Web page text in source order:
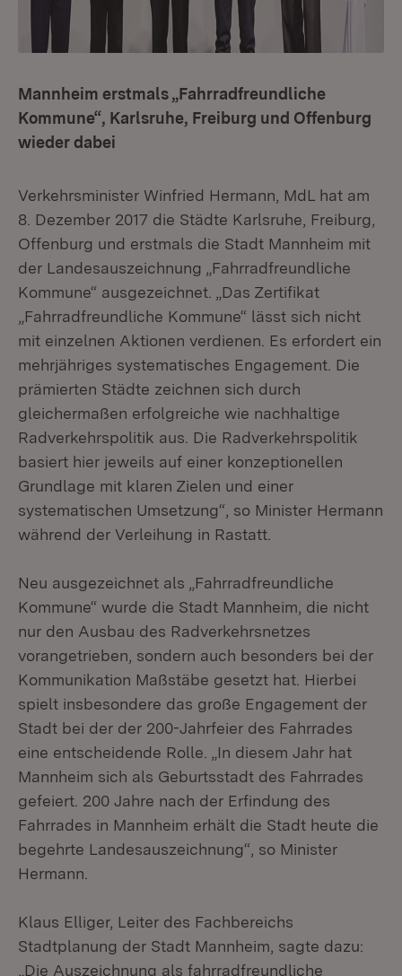
Mannheim erstmals „Fahrradfreundliche
Kommune“, Karlsruhe, Freiburg und Offenburg
wieder dabei
Verkehrsminister Winfried Hermann, MdL hat am
8. Dezember 2017 die Städte Karlsruhe, Freiburg,
Offenburg und erstmals die Stadt Mannheim mit
der Landesauszeichnung „Fahrradfreundliche
Kommune“ ausgezeichnet. „Das Zertifikat
„Fahrradfreundliche Kommune“ lässt sich nicht
mit einzelnen Aktionen verdienen. Es erfordert ein
mehrjähriges systematisches Engagement. Die
prämierten Städte zeichnen sich durch
gleichermaßen erfolgreiche wie nachhaltige
Radverkehrspolitik aus. Die Radverkehrspolitik
basiert hier jeweils auf einer konzeptionellen
Grundlage mit klaren Zielen und einer
systematischen Umsetzung“, so Minister Hermann
während der Verleihung in Rastatt.
Neu ausgezeichnet als „Fahrradfreundliche
Kommune“ wurde die Stadt Mannheim, die nicht
nur den Ausbau des Radverkehrsnetzes
vorangetrieben, sondern auch besonders bei der
Kommunikation Maßstäbe gesetzt hat. Hierbei
spielt insbesondere das große Engagement der
Stadt bei der der 200-Jahrfeier des Fahrrades
eine entscheidende Rolle. „In diesem Jahr hat
Mannheim sich als Geburtsstadt des Fahrrades
gefeiert. 200 Jahre nach der Erfindung des
Fahrrades in Mannheim erhält die Stadt heute die
begehrte Landesauszeichnung“, so Minister
Hermann.
Klaus Elliger, Leiter des Fachbereichs
Stadtplanung der Stadt Mannheim, sagte dazu:
„Die Auszeichnung als fahrradfreundliche